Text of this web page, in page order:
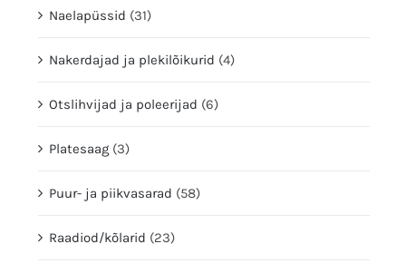
Naelapüssid (31)
Nakerdajad ja plekilõikurid (4)
Otslihvijad ja poleerijad (6)
Platesaag (3)
Puur- ja piikvasarad (58)
Raadiod/kõlarid (23)